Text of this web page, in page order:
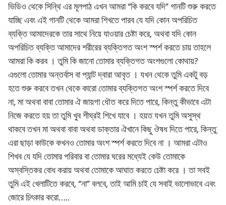
ভিডিও থেকে সিন্থি এর মূলপাঠ এখন আমরা “কি করবে যদি” গানটি শুরু করতে
যাচ্ছি এবং এই গানটি থেকে আমরা শিখতে পারব যে যদি কোন অপরিচিত
ব্যক্তি আমাদেরকে তার সাথে নিয়ে যাওয়ার চেষ্টা করে, অথবা যদি কোন
অপরিচিত ব্যক্তি আমাদের শরীরের ব্যক্তিগত অংশ স্পর্শ করতে চায় তাহলে
আমরা কি করব । তুমি কি জানো তোমার ব্যক্তিগত অংশগুলো কোথায়?
এগুলো তোমার অন্তর্বাস বা প্যান্ট দ্বারা আবৃত । যখন থেকে তুমি একটু বড়
হতে শুরু করবে তখন থেকে কারো তোমার ব্যক্তিগত অংশ স্পর্শ করতে দিবে
না, মা অথবা বাবা তোমার ঐ জায়গা ধৌত করে দিতে পারে, কিন্তু কীভাবে এটা
নিজে করতে হয় তা তুমি খুব শীঘ্রই শিখে যাবে । হয়ত যখন তুমি অসুস্থ
থাকবে তখন মা অথবা বাবা অথবা ডাক্তার ঐখানে কিছু ঔষধ দিতে পারে, কিন্তু
এরা ছাড়া কাউকে কখনও তোমার অংশ স্পর্শ করতে দিবে না । আমরা এটাও
শিখব যে যদি তোমার পরিবার বা তোমার ঘরের মধ্যেই কেউ তোমাকে
অস্বস্তিকর বোধ করায় অথবা তোমাকে আঘাত করতে চেষ্টা করে । তা সবই
তুমি এই খেলাটিতে করবে, “না” বলবে, তাই আমি চাই যে সবাই ভালোভাবে এবং
জোরে চিৎকার করো…..